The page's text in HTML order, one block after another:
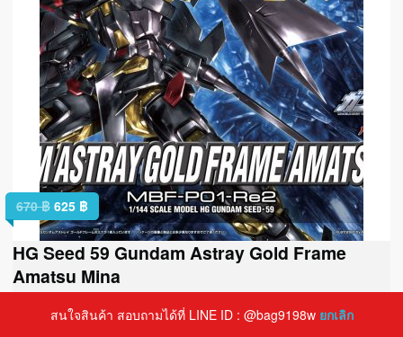
670฿ 625 ฿
HG Seed 59 Gundam Astray Gold Frame
Amatsu Mina
สั่งซื้อทางแชท
สนใจสินค้า สอบถามได้ที่ LINE ID : @bag9198w ยกเลิก